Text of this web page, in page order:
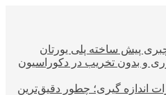
پیش ساخته پلی یورتان
و بدون تخریب در دکوراسیون
اندازه گیری؛ چطور دقیق‌ترین